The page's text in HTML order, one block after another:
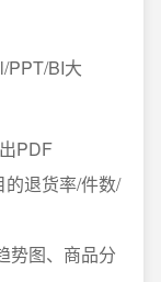
PPT/BI大
PDF
退货率/件数/
势图、商品分